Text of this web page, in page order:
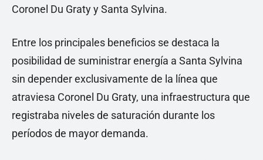
Coronel Du Graty y Santa Sylvina.
Entre los principales beneficios se destaca la
posibilidad de suministrar energía a Santa Sylvina
sin depender exclusivamente de la línea que
atraviesa Coronel Du Graty, una infraestructura que
registraba niveles de saturación durante los
períodos de mayor demanda.